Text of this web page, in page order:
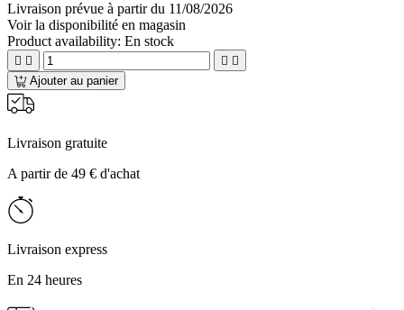
Livraison prévue à partir du 11/08/2026
Voir la disponibilité en magasin
Product availability: En stock
   
Ajouter au panier
Livraison gratuite
A partir de 49 € d'achat
Livraison express
En 24 heures